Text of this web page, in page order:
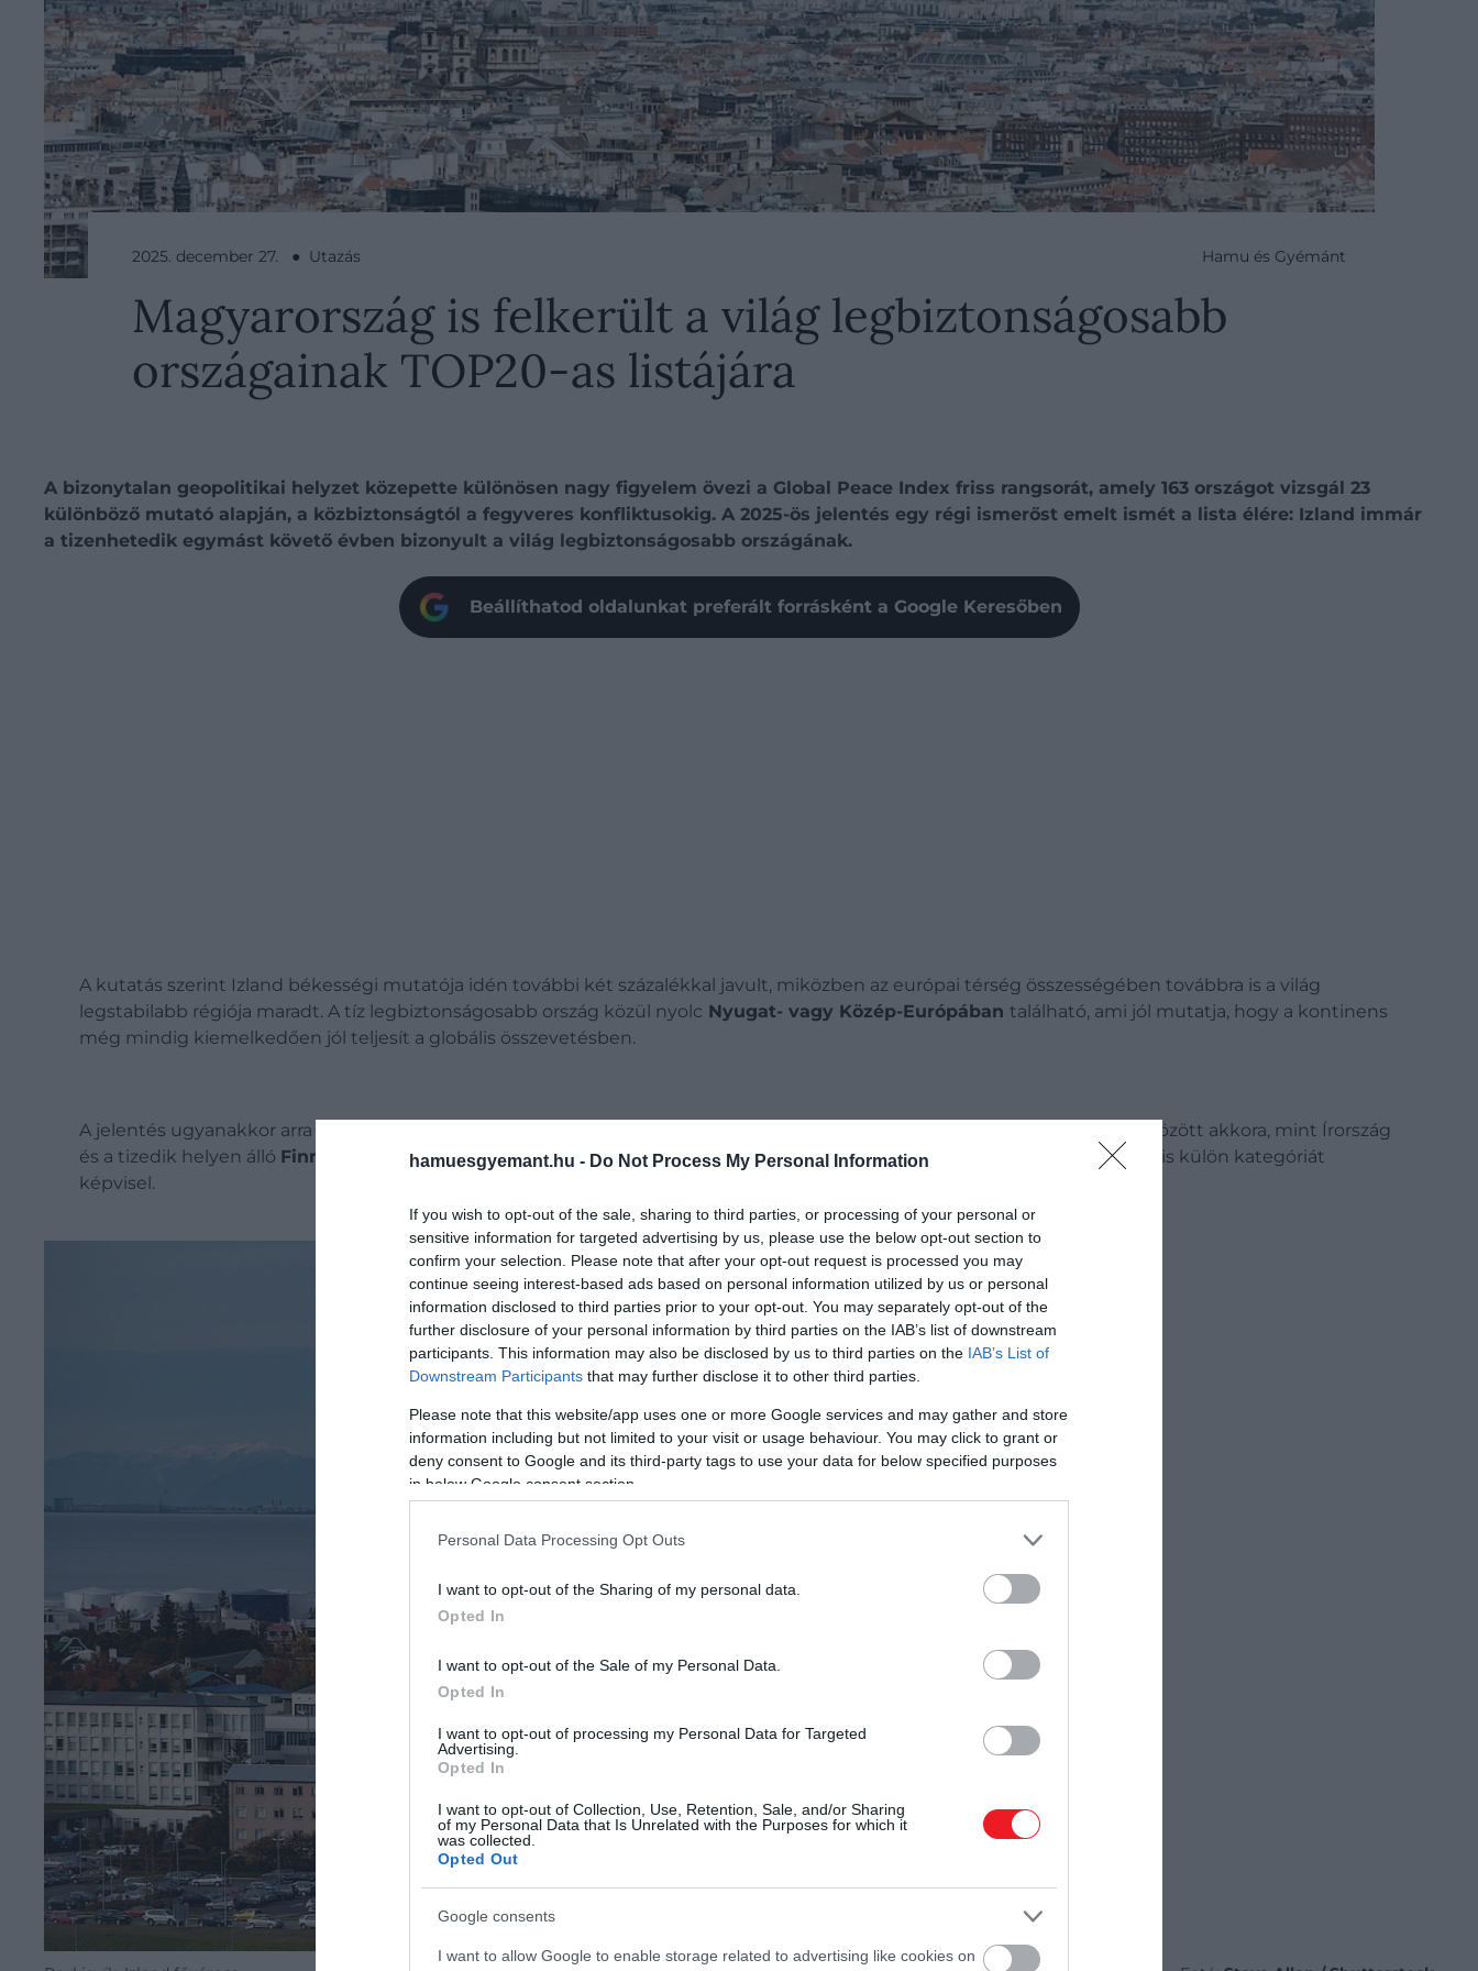
hamuesgyemant.hu - Do Not Process My Personal Information
If you wish to opt-out of the sale, sharing to third parties, or processing of your personal or
sensitive information for targeted advertising by us, please use the below opt-out section to
confirm your selection. Please note that after your opt-out request is processed you may
continue seeing interest-based ads based on personal information utilized by us or personal
information disclosed to third parties prior to your opt-out. You may separately opt-out of the
further disclosure of your personal information by third parties on the IAB’s list of downstream
participants. This information may also be disclosed by us to third parties on the IAB’s List of
Downstream Participants that may further disclose it to other third parties.
Please note that this website/app uses one or more Google services and may gather and store
information including but not limited to your visit or usage behaviour. You may click to grant or
deny consent to Google and its third-party tags to use your data for below specified purposes
in below Google consent section.
Personal Data Processing Opt Outs
I want to opt-out of the Sharing of my personal data.
Opted In
I want to opt-out of the Sale of my Personal Data.
Opted In
I want to opt-out of processing my Personal Data for Targeted
Advertising.
Opted In
I want to opt-out of Collection, Use, Retention, Sale, and/or Sharing
of my Personal Data that Is Unrelated with the Purposes for which it
was collected.
Opted Out
Google consents
I want to allow Google to enable storage related to advertising like cookies on
2025. december 27. ● Utazás Hamu és Gyémánt
Magyarország is felkerült a világ legbiztonságosabb
országainak TOP20-as listájára
A bizonytalan geopolitikai helyzet közepette különösen nagy figyelem övezi a Global Peace Index friss rangsorát, amely 163 országot vizsgál 23
különböző mutató alapján, a közbiztonságtól a fegyveres konfliktusokig. A 2025-ös jelentés egy régi ismerőst emelt ismét a lista élére: Izland immár
a tizenhetedik egymást követő évben bizonyult a világ legbiztonságosabb országának.
Beállíthatod oldalunkat preferált forrásként a Google Keresőben
A kutatás szerint Izland békességi mutatója idén további két százalékkal javult, miközben az európai térség összességében továbbra is a világ
legstabilabb régiója maradt. A tíz legbiztonságosabb ország közül nyolc Nyugat- vagy Közép-Európában található, ami jól mutatja, hogy a kontinens
még mindig kiemelkedően jól teljesít a globális összevetésben.
A jelentés ugyanakkor arra is rámutat, hogy
között akkora, mint Írország
és a tizedik helyen álló Finnország
közötti távolság. Ez azt jelzi, hogy bár sok ország számít biztonságosnak, Izland továbbra is külön kategóriát
képvisel.